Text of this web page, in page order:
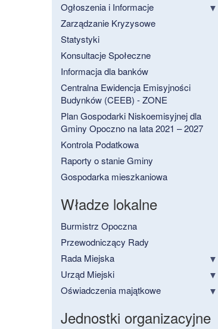
Ogłoszenia i Informacje
Zarządzanie Kryzysowe
Statystyki
Konsultacje Społeczne
Informacja dla banków
Centralna Ewidencja Emisyjności
Budynków (CEEB) - ZONE
Plan Gospodarki Niskoemisyjnej dla
Gminy Opoczno na lata 2021 – 2027
Kontrola Podatkowa
Raporty o stanie Gminy
Gospodarka mieszkaniowa
Władze lokalne
Burmistrz Opoczna
Przewodniczący Rady
Rada Miejska
Urząd Miejski
Oświadczenia majątkowe
Jednostki organizacyjne